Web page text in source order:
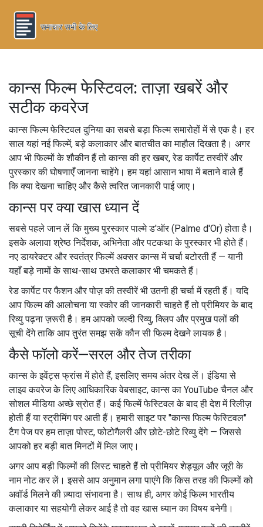
कान्स फिल्म फेस्टिवल: ताज़ा खबरें और
सटीक कवरेज
कान्स फिल्म फेस्टिवल दुनिया का सबसे बड़ा फिल्म समारोहों में से एक है। हर
साल यहां नई फिल्में, बड़े कलाकार और बातचीत का माहौल दिखता है। अगर
आप भी फिल्मों के शौकीन हैं तो कान्स की हर खबर, रेड कार्पेट तस्वीरें और
पुरस्कार की घोषणाएँ जानना चाहेंगे। हम यहां आसान भाषा में बताने वाले हैं
कि क्या देखना चाहिए और कैसे त्वरित जानकारी पाई जाए।
कान्स पर क्या खास ध्यान दें
सबसे पहले जान लें कि मुख्य पुरस्कार पाल्मे ड'ऑर (Palme d'Or) होता है।
इसके अलावा श्रेष्ठ निर्देशक, अभिनेता और पटकथा के पुरस्कार भी होते हैं।
नए डायरेक्टर और स्वतंत्र फिल्में अक्सर कान्स में चर्चा बटोरती हैं — यानी
यहाँ बड़े नामों के साथ-साथ उभरते कलाकार भी चमकते हैं।
रेड कार्पेट पर फैशन और पोज़ की तस्वीरें भी उतनी ही चर्चा में रहती हैं। यदि
आप फिल्म की आलोचना या स्कोर की जानकारी चाहते हैं तो प्रीमियर के बाद
रिव्यु पढ़ना ज़रूरी है। हम आपको जल्दी रिव्यु, क्लिप और प्रमुख पलों की
सूची देंगे ताकि आप तुरंत समझ सकें कौन सी फिल्म देखने लायक है।
कैसे फॉलो करें—सरल और तेज तरीका
कान्स के इवेंट्स फ्रांस में होते हैं, इसलिए समय अंतर देख लें। इंडिया से
लाइव कवरेज के लिए आधिकारिक वेबसाइट, कान्स का YouTube चैनल और
सोशल मीडिया अच्छे स्रोत हैं। कई फिल्में फेस्टिवल के बाद ही देश में रिलीज़
होती हैं या स्ट्रीमिंग पर आती हैं। हमारी साइट पर "कान्स फिल्म फेस्टिवल"
टैग पेज पर हम ताज़ा पोस्ट, फोटोगैलरी और छोटे-छोटे रिव्यु देंगे — जिससे
आपको हर बड़ी बात मिनटों में मिल जाए।
अगर आप बड़ी फिल्मों की लिस्ट चाहते हैं तो प्रीमियर शेड्यूल और जूरी के
नाम नोट कर लें। इससे आप अनुमान लगा पाएंगे कि किस तरह की फिल्मों को
अवॉर्ड मिलने की ज़्यादा संभावना है। साथ ही, अगर कोई फिल्म भारतीय
कलाकार या सहयोगी लेकर आई है तो वह खास ध्यान का विषय बनेगी।